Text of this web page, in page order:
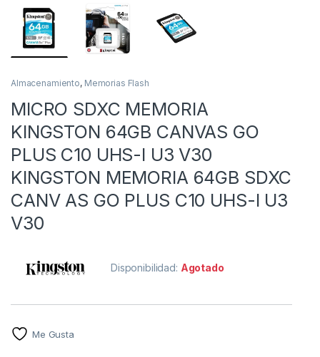
Almacenamiento, Memorias Flash
MICRO SDXC MEMORIA
KINGSTON 64GB CANVAS GO
PLUS C10 UHS-I U3 V30
KINGSTON MEMORIA 64GB SDXC
CANV AS GO PLUS C10 UHS-I U3
V30
Disponibilidad: Agotado
Me Gusta